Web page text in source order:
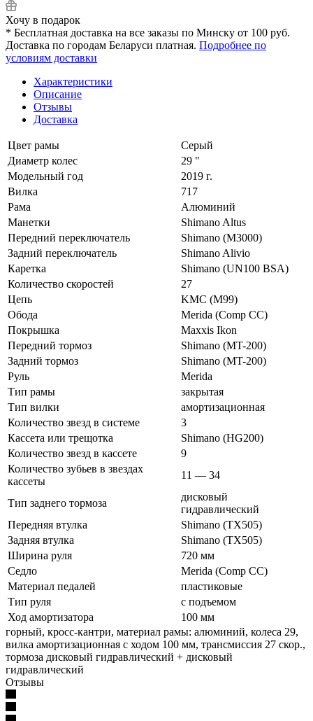
Хочу в подарок
* Бесплатная доставка на все заказы по Минску от 100 руб.
Доставка по городам Беларуси платная. Подробнее по
условиям доставки
Характеристики
Описание
Отзывы
Доставка
Цвет рамы
Серый
Диаметр колес
29 "
Модельный год
2019 г.
Вилка
717
Рама
Алюминий
Манетки
Shimano Altus
Передний переключатель
Shimano (M3000)
Задний переключатель
Shimano Alivio
Каретка
Shimano (UN100 BSA)
Количество скоростей
27
Цепь
KMC (M99)
Обода
Merida (Comp CC)
Покрышка
Maxxis Ikon
Передний тормоз
Shimano (MT-200)
Задний тормоз
Shimano (MT-200)
Руль
Merida
Тип рамы
закрытая
Тип вилки
амортизационная
Количество звезд в системе
3
Кассета или трещотка
Shimano (HG200)
Количество звезд в кассете
9
Количество зубьев в звездах
кассеты
11 — 34
Тип заднего тормоза
дисковый
гидравлический
Передняя втулка
Shimano (TX505)
Задняя втулка
Shimano (TX505)
Ширина руля
720 мм
Седло
Merida (Comp CC)
Материал педалей
пластиковые
Тип руля
с подъемом
Ход амортизатора
100 мм
горный, кросс-кантри, материал рамы: алюминий, колеса 29,
вилка амортизационная с ходом 100 мм, трансмиссия 27 скор.,
тормоза дисковый гидравлический + дисковый
гидравлический
Отзывы